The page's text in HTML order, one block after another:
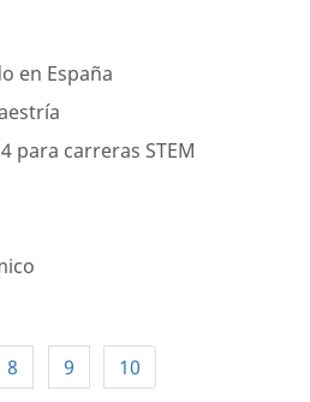
en España
para carreras STEM
8 9 10